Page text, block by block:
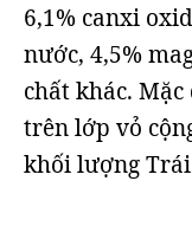
6,1% canxi
nước, 4,5%
chất khác.
trên lớp vỏ
khối lượng